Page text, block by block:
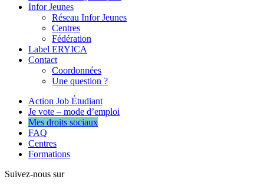
Infor Jeunes
Réseau Infor Jeunes
Centres
Fédération
Label ERYICA
Contact
Coordonnées
Une question ?
Action Job Étudiant
Je vote – mode d’emploi
Mes droits sociaux
FAQ
Centres
Formations
Suivez-nous sur